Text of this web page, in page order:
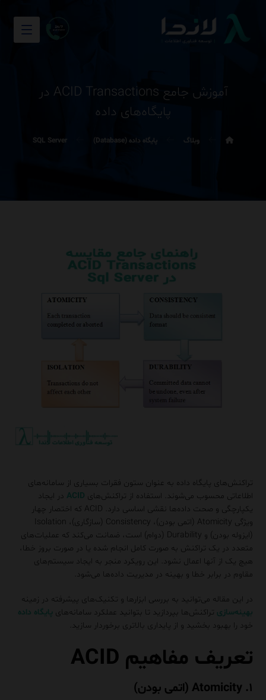
آموزش جامع ACID Transactions در
پایگاه‌های داده
وبلاگ پایگاه داده (Database) SQL Server
تراکنش‌های پایگاه داده به عنوان ستون فقرات بسیاری از سامانه‌های
اطلاعاتی محسوب می‌شوند. استفاده از تراکنش‌های ACID در ایجاد
یکپارچگی و صحت داده‌ها نقشی اساسی دارد. ACID که اختصار چهار
ویژگی Atomicity (اتمی بودن)، Consistency (سازگاری)، Isolation
(ایزوله بودن) و Durability (دوام) است، ضمانت می‌کند که عملیات‌های
متعدد در یک تراکنش به صورت کامل انجام شده یا در صورت بروز خطا،
هیچ یک از آنها اعمال نشود. این رویکرد منجر به ایجاد سیستم‌های
مقاوم در برابر خطا و بهینه در مدیریت داده‌ها می‌شود.
در این مقاله می‌توانید به بررسی ابزارها و تکنیک‌های پیشرفته در زمینه
بهینه‌سازی تراکنش‌ها بپردازید تا بتوانید عملکرد سامانه‌های پایگاه داده
خود را بهبود بخشید و از پایداری بالاتری برخوردار سازید.
تعریف مفاهیم ACID
۱. Atomicity (اتمی بودن)